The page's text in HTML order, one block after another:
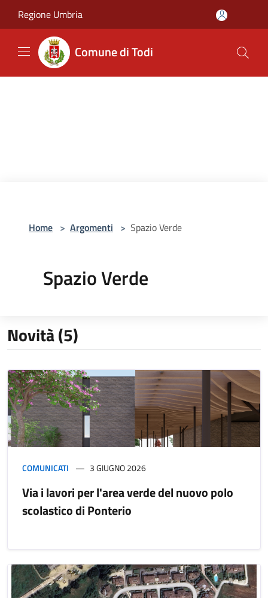
Regione Umbria
Comune di Todi
Home > Argomenti > Spazio Verde
Spazio Verde
Novità (5)
COMUNICATI 3 GIUGNO 2026
Via i lavori per l'area verde del nuovo polo
scolastico di Ponterio